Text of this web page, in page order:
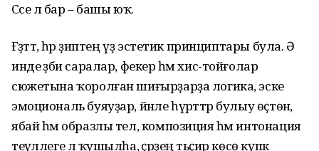
Сәсе лә бар – башы юҡ.
Ғәҙәттә, һәр әҙиптең үҙ эстетик принциптары була. Ә
инде әҙәби саралар, фекер һәм хис-тойғолар
сюжетына ҡоролған шиғырҙарҙа логика, эске
эмоциональ буяуҙар, йәнле һүрәттәр булыу өҫтөнә,
ябай һәм образлы тел, композиция һәм интонация
теүәллеге лә ҡушылһа, әҫәрҙең тәьҫир көсө күпкә